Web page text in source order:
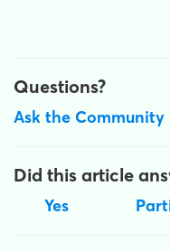
Questions?
Ask the Community
Did this article
Yes